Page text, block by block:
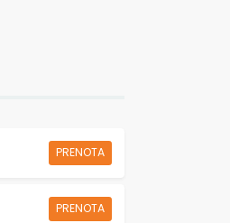
PRENOTA
PRENOTA